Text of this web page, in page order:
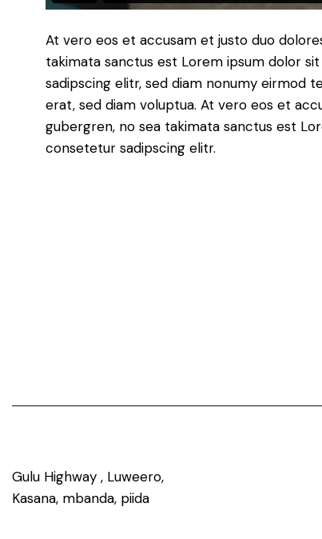
At vero eos et accusam et justo duo
takimata sanctus est Lorem ipsum dolor
sadipscing elitr, sed diam nonumy eirmod
erat, sed diam voluptua. At vero eos et
gubergren, no sea takimata sanctus est
consetetur sadipscing elitr.
Gulu Highway , Luweero,
Kasana, mbanda, piida